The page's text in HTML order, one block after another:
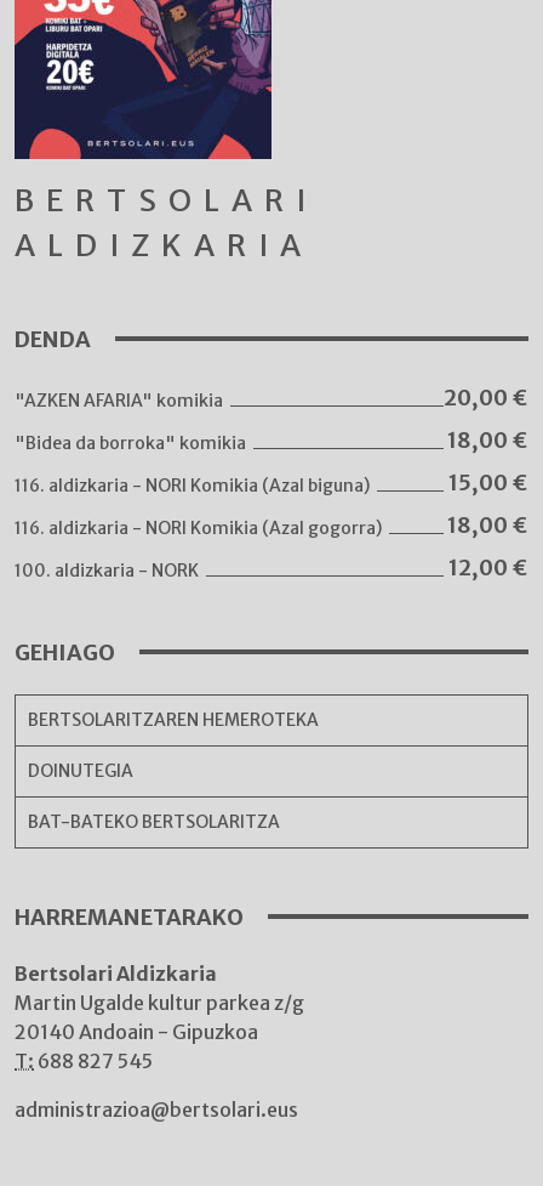
BERTSOLARI
ALDIZKARIA
DENDA
"AZKEN AFARIA" komikia 20,00 €
"Bidea da borroka" komikia 18,00 €
116. aldizkaria - NORI Komikia (Azal biguna) 15,00 €
116. aldizkaria - NORI Komikia (Azal gogorra) 18,00 €
100. aldizkaria - NORK 12,00 €
GEHIAGO
BERTSOLARITZAREN HEMEROTEKA
DOINUTEGIA
BAT-BATEKO BERTSOLARITZA
HARREMANETARAKO
Bertsolari Aldizkaria
Martin Ugalde kultur parkea z/g
20140 Andoain - Gipuzkoa
T: 688 827 545
administrazioa@bertsolari.eus